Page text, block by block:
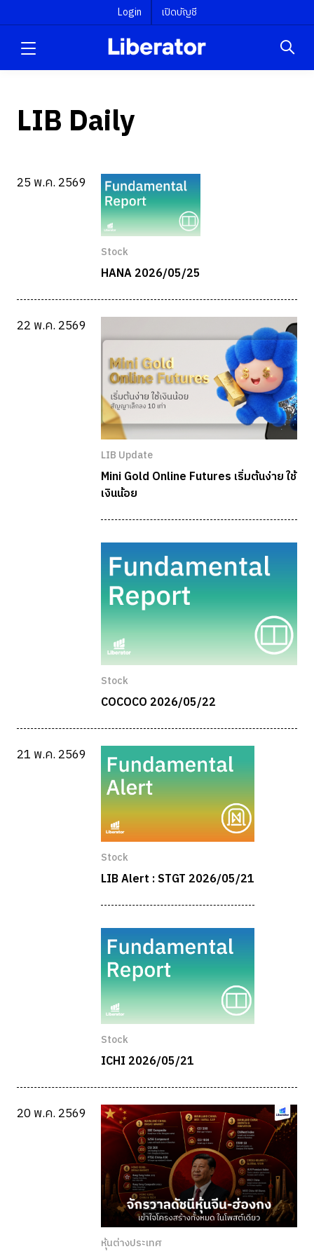
Login เปิดบัญชี
LIB Daily
25 พ.ค. 2569
Stock
HANA 2026/05/25
22 พ.ค. 2569
LIB Update
Mini Gold Online Futures เริ่มต้นง่าย ใช้
เงินน้อย
Stock
COCOCO 2026/05/22
21 พ.ค. 2569
Stock
LIB Alert : STGT 2026/05/21
Stock
ICHI 2026/05/21
20 พ.ค. 2569
หุ้นต่างประเทศ